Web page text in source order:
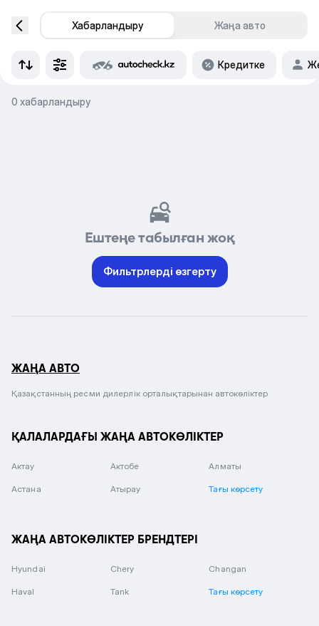
Хабарландыру Жаңа авто
Кредитке
0 хабарландыру
Ештеңе табылған жоқ
Фильтрлерді өзгерту
ЖАҢА АВТО
Қазақстанның ресми дилерлік орталықтарынан автокөліктер
ҚАЛАЛАРДАҒЫ ЖАҢА АВТОКӨЛІКТЕР
Актау Актобе Алматы
Астана Атырау Тағы көрсету
ЖАҢА АВТОКӨЛІКТЕР БРЕНДТЕРІ
Hyundai Chery Changan
Haval Tank Тағы көрсету